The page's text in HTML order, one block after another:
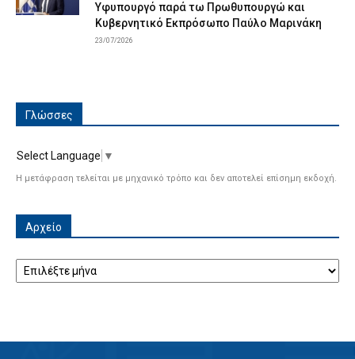
Υφυπουργό παρά τω Πρωθυπουργώ και
Κυβερνητικό Εκπρόσωπο Παύλο Μαρινάκη
23/07/2026
Γλώσσες
Select Language ▼
Η μετάφραση τελείται με μηχανικό τρόπο και δεν αποτελεί επίσημη εκδοχή.
Αρχείο
Αρχείο